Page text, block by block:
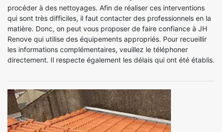
procéder à des nettoyages. Afin de réaliser ces interventions
qui sont très difficiles, il faut contacter des professionnels en la
matière. Donc, on peut vous proposer de faire confiance à JH
Renove qui utilise des équipements appropriés. Pour recueillir
les informations complémentaires, veuillez le téléphoner
directement. Il respecte également les délais qui ont été établis.